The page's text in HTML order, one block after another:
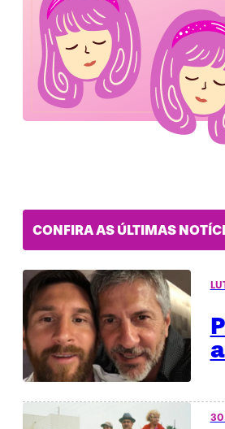
CONFIRA AS ÚLTIMAS
30